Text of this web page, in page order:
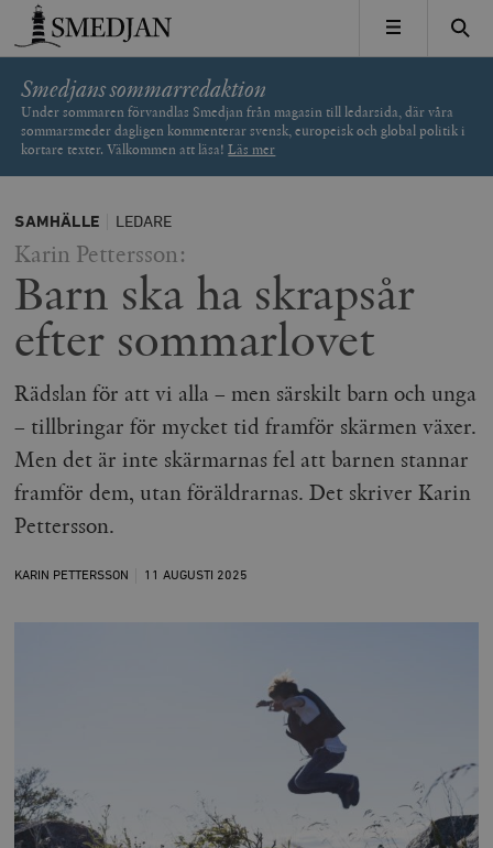
Timbro
MENY
Smedjans sommarredaktion
Under sommaren förvandlas Smedjan från magasin till ledarsida, där våra
sommarsmeder dagligen kommenterar svensk, europeisk och global politik i
kortare texter. Välkommen att läsa!Läs mer
SAMHÄLLE LEDARE
Karin Pettersson:
Barn ska ha skrapsår
efter sommarlovet
Rädslan för att vi alla – men särskilt barn och unga
– tillbringar för mycket tid framför skärmen växer.
Men det är inte skärmarnas fel att barnen stannar
framför dem, utan föräldrarnas. Det skriver Karin
Pettersson.
KARIN PETTERSSON 11 AUGUSTI 2025